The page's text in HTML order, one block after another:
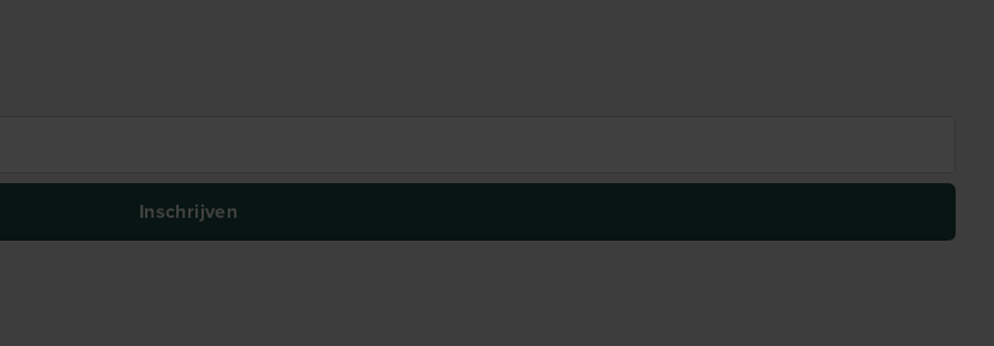
Inschrijven